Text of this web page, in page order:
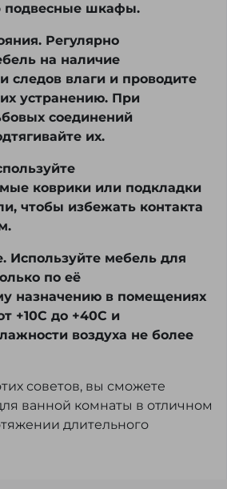
подвесные шкафы.
Регулярно
на наличие
следов влаги и проводите
устранению. При
соединений
их.
коврики или подкладки
чтобы избежать контакта
Используйте мебель для
по её
назначению в помещениях
+10С до +40С и
воздуха не более
советов, вы сможете
ванной комнаты в отличном
длительного